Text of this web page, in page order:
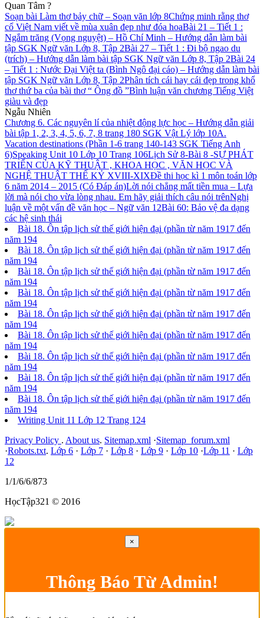
Quan Tâm ?
Soạn bài Làm thơ bảy chữ – Soạn văn lớp 8Chứng minh rằng thơ
cổ Việt Nam viết về mùa xuân đẹp như đóa hoaBài 21 – Tiết 1 :
Ngắm trăng (Vọng nguyệt) – Hồ Chí Minh – Hướng dẫn làm bài
tập SGK Ngữ văn Lớp 8, Tập 2Bài 27 – Tiết 1 : Đi bộ ngao du
(trích) – Hướng dẫn làm bài tập SGK Ngữ văn Lớp 8, Tập 2Bài 24
– Tiết 1 : Nước Đại Việt ta (Bình Ngô đại cáo) – Hướng dẫn làm bài
tập SGK Ngữ văn Lớp 8, Tập 2Phân tích cái hay cái đẹp trong khổ
thơ thứ ba của bài thơ “ Ông đồ ”Bình luận văn chương Tiếng Việt
giàu và đẹp
Ngẫu Nhiên
Chương 6. Các nguyên lí của nhiệt động lực học – Hướng dẫn giải
bài tập 1, 2, 3, 4, 5, 6, 7, 8 trang 180 SGK Vật Lý lớp 10A.
Vacation destinations (Phần 1-6 trang 140-143 SGK Tiếng Anh
6)Speaking Unit 10 Lớp 10 Trang 106Lịch Sử 8-Bài 8 -SỰ PHÁT
TRIỂN CỦA KỸ THUẬT , KHOA HỌC , VĂN HỌC VÀ
NGHỆ THUẬT THẾ KỶ XVIII-XIXĐề thi học kì 1 môn toán lớp
6 năm 2014 – 2015 (Có Đáp án)Lời nói chẳng mất tiền mua – Lựa
lời mà nói cho vừa lòng nhau. Em hãy giải thích câu nói trênNghị
luận về một vấn đề văn học – Ngữ văn 12Bài 60: Bảo vệ đa dạng
các hệ sinh thái
Bài 18. Ôn tập lịch sử thế giới hiện đại (phần từ năm 1917 đến
năm 194
Bài 18. Ôn tập lịch sử thế giới hiện đại (phần từ năm 1917 đến
năm 194
Bài 18. Ôn tập lịch sử thế giới hiện đại (phần từ năm 1917 đến
năm 194
Bài 18. Ôn tập lịch sử thế giới hiện đại (phần từ năm 1917 đến
năm 194
Bài 18. Ôn tập lịch sử thế giới hiện đại (phần từ năm 1917 đến
năm 194
Bài 18. Ôn tập lịch sử thế giới hiện đại (phần từ năm 1917 đến
năm 194
Bài 18. Ôn tập lịch sử thế giới hiện đại (phần từ năm 1917 đến
năm 194
Bài 18. Ôn tập lịch sử thế giới hiện đại (phần từ năm 1917 đến
năm 194
Bài 18. Ôn tập lịch sử thế giới hiện đại (phần từ năm 1917 đến
năm 194
Writing Unit 11 Lớp 12 Trang 124
Privacy Policy . About us. Sitemap.xml ·Sitemap_forum.xml
·Robots.txt. Lớp 6 · Lớp 7 · Lớp 8 · Lớp 9 · Lớp 10 ·Lớp 11 · Lớp
12
1/1/6/6/873
HọcTập321 © 2016
×
Thông Báo Từ Admin!